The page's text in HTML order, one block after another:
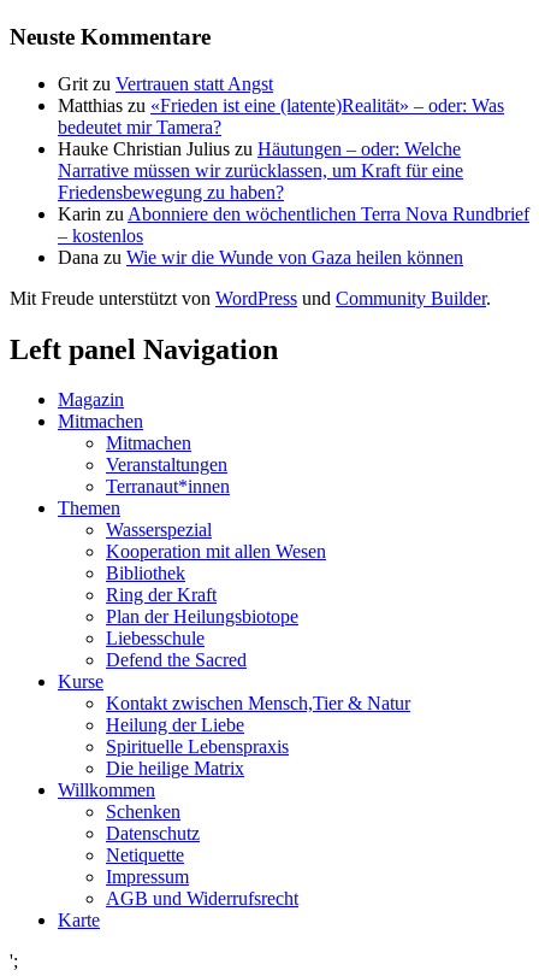
Neuste Kommentare
Grit zu Vertrauen statt Angst
Matthias zu «Frieden ist eine (latente)Realität» – oder: Was
bedeutet mir Tamera?
Hauke Christian Julius zu Häutungen – oder: Welche
Narrative müssen wir zurücklassen, um Kraft für eine
Friedensbewegung zu haben?
Karin zu Abonniere den wöchentlichen Terra Nova Rundbrief
– kostenlos
Dana zu Wie wir die Wunde von Gaza heilen können
Mit Freude unterstützt von WordPress und Community Builder.
Left panel Navigation
Magazin
Mitmachen
Mitmachen
Veranstaltungen
Terranaut*innen
Themen
Wasserspezial
Kooperation mit allen Wesen
Bibliothek
Ring der Kraft
Plan der Heilungsbiotope
Liebesschule
Defend the Sacred
Kurse
Kontakt zwischen Mensch,Tier & Natur
Heilung der Liebe
Spirituelle Lebenspraxis
Die heilige Matrix
Willkommen
Schenken
Datenschutz
Netiquette
Impressum
AGB und Widerrufsrecht
Karte
';